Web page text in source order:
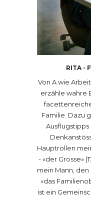
RITA -
Von A wie
erzähle wahre
Familie. Dazu
Hauptrollen
- «der Grosse»
mein Mann,
«das
ist ein